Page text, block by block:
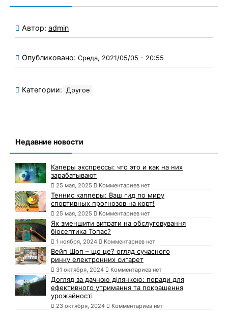
Автор: admin
Опубликовано: Среда, 2021/05/05 - 20:55
Категории: Другое
Недавние новости
Каперы экспрессы: что это и как на них
зарабатывают
25 мая, 2025 Комментариев нет
Теннис капперы: Ваш гид по миру
спортивных прогнозов на корт!
25 мая, 2025 Комментариев нет
Як зменшити витрати на обслуговування
біосептика Топас?
1 ноября, 2024 Комментариев нет
Вейп Шоп – що це? огляд сучасного
ринку електронних сигарет
31 октября, 2024 Комментариев нет
Догляд за дачною ділянкою: поради для
ефективного утримання та покращення
урожайності
23 октября, 2024 Комментариев нет